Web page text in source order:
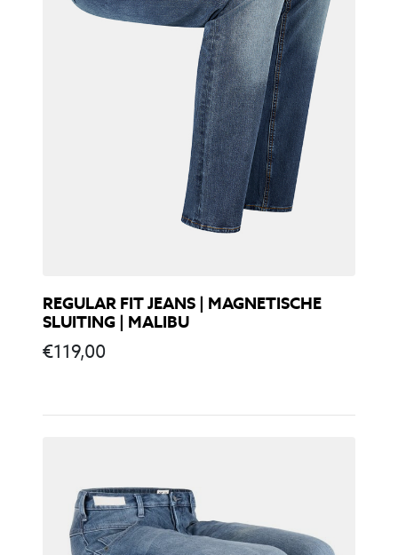
REGULAR FIT JEANS | MAGNETISCHE
SLUITING | MALIBU
€119,00